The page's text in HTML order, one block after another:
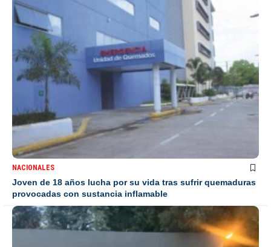
NACIONALES
Joven de 18 años lucha por su vida tras sufrir quemaduras
provocadas con sustancia inflamable